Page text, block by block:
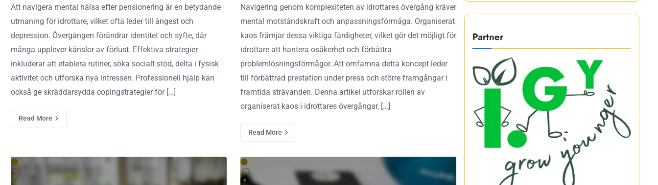
Att navigera mental hälsa efter pensionering är en betydande
utmaning för idrottare, vilket ofta leder till ångest och
depression. Övergången förändrar identitet och syfte, där
många upplever känslor av förlust. Effektiva strategier
inkluderar att etablera rutiner, söka socialt stöd, delta i fysisk
aktivitet och utforska nya intressen. Professionell hjälp kan
också ge skräddarsydda copingstrategier för […]
Read More
Navigering genom komplexiteten av idrottares övergång kräver
mental motståndskraft och anpassningsförmåga. Organiserat
kaos främjar dessa viktiga färdigheter, vilket gör det möjligt för
idrottare att hantera osäkerhet och förbättra
problemlösningsförmågor. Att omfamna detta koncept leder
till förbättrad prestation under press och större framgångar i
framtida strävanden. Denna artikel utforskar rollen av
organiserat kaos i idrottares övergångar, […]
Read More
Partner